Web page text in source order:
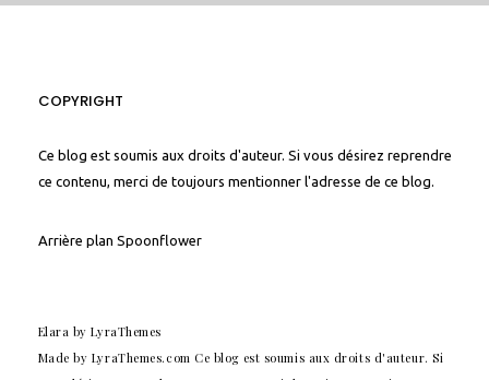
COPYRIGHT
Ce blog est soumis aux droits d'auteur. Si vous désirez reprendre
ce contenu, merci de toujours mentionner l'adresse de ce blog.
Arrière plan Spoonflower
Elara by LyraThemes
Made by LyraThemes.com Ce blog est soumis aux droits d'auteur. Si